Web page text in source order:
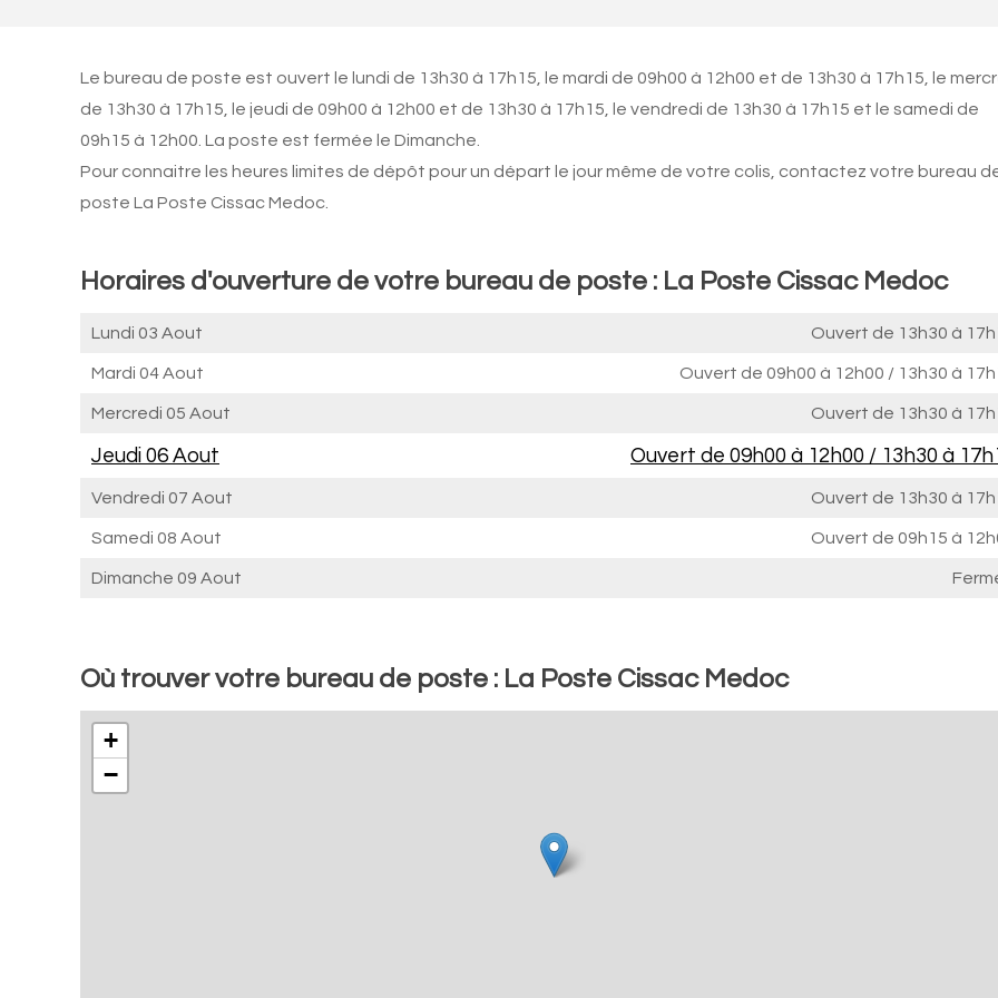
Le bureau de poste est ouvert le lundi de 13h30 à 17h15, le mardi de 09h00 à 12h00 et de 13h30 à 17h15, le
de 13h30 à 17h15, le jeudi de 09h00 à 12h00 et de 13h30 à 17h15, le vendredi de 13h30 à 17h15 et le samedi de
09h15 à 12h00. La poste est fermée le Dimanche.
Pour connaitre les heures limites de dépôt pour un départ le jour même de votre colis, contactez votre bureau
poste La Poste Cissac Medoc.
Horaires d'ouverture de votre bureau de poste : La Poste Cissac Medoc
Lundi 03 Aout Ouvert de 13h30 à
Mardi 04 Aout Ouvert de 09h00 à 12h00 / 13h30 à
Mercredi 05 Aout Ouvert de 13h30 à
Jeudi 06 Aout Ouvert de 09h00 à 12h00 / 13h30 à
Vendredi 07 Aout Ouvert de 13h30 à
Samedi 08 Aout Ouvert de 09h15 à
Dimanche 09 Aout
Où trouver votre bureau de poste : La Poste Cissac Medoc
+
−